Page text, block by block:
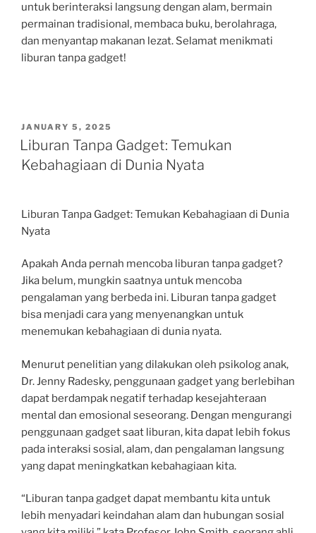
untuk berinteraksi langsung dengan alam, bermain
permainan tradisional, membaca buku, berolahraga,
dan menyantap makanan lezat. Selamat menikmati
liburan tanpa gadget!
POSTED
ON
JANUARY 5, 2025
Liburan Tanpa Gadget: Temukan
Kebahagiaan di Dunia Nyata
Liburan Tanpa Gadget: Temukan Kebahagiaan di Dunia
Nyata
Apakah Anda pernah mencoba liburan tanpa gadget?
Jika belum, mungkin saatnya untuk mencoba
pengalaman yang berbeda ini. Liburan tanpa gadget
bisa menjadi cara yang menyenangkan untuk
menemukan kebahagiaan di dunia nyata.
Menurut penelitian yang dilakukan oleh psikolog anak,
Dr. Jenny Radesky, penggunaan gadget yang berlebihan
dapat berdampak negatif terhadap kesejahteraan
mental dan emosional seseorang. Dengan mengurangi
penggunaan gadget saat liburan, kita dapat lebih fokus
pada interaksi sosial, alam, dan pengalaman langsung
yang dapat meningkatkan kebahagiaan kita.
“Liburan tanpa gadget dapat membantu kita untuk
lebih menyadari keindahan alam dan hubungan sosial